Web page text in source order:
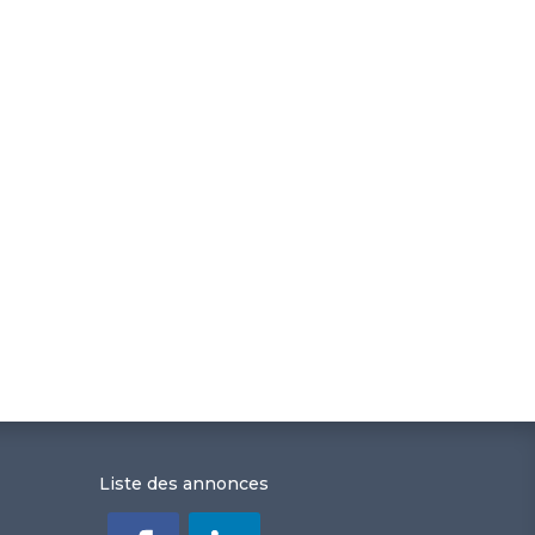
Liste des annonces